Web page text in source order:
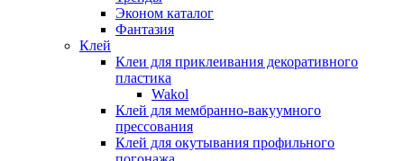
Эконом каталог
Фантазия
Клей
Клеи для приклеивания декоративного
пластика
Wakol
Клей для мембранно-вакуумного
прессования
Клей для окутывания профильного